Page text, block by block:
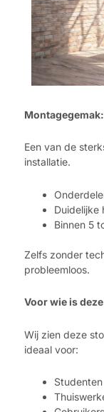
Een van de
installatie.
Duidelijke
Binnen 5
Zelfs zonder
probleemloos.
Voor wie is
Wij zien deze
ideaal voor:
Studenten